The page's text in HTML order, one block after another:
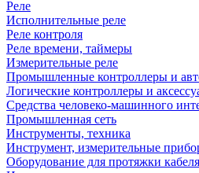
Реле
Исполнительные реле
Реле контроля
Реле времени, таймеры
Измерительные реле
Промышленные контроллеры и
Логические контроллеры и
Средства человеко-машинного
Промышленная сеть
Инструменты, техника
Инструмент, измерительные
Оборудование для протяжки кабеля